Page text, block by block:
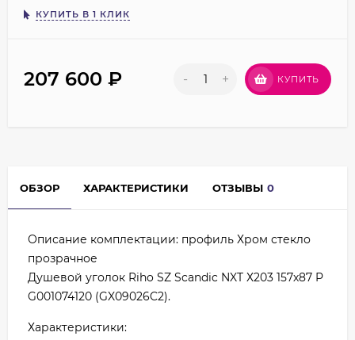
КУПИТЬ В 1 КЛИК
207 600 ₽ - + КУПИТЬ
ОБЗОР ХАРАКТЕРИСТИКИ ОТЗЫВЫ 0
Описание комплектации: профиль Хром стекло
прозрачное
Душевой уголок Riho SZ Scandic NXT Х203 157х87 P
G001074120 (GX09026C2).
Характеристики: